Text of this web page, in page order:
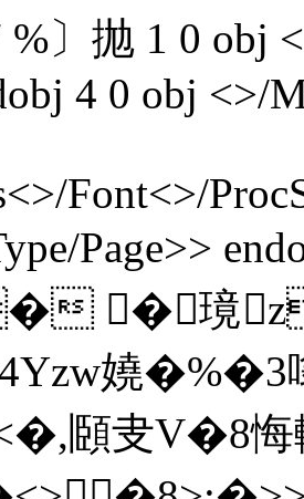
%〕抛 1 0 obj
4 0 obj <>/
Font<>/
Page>>
�璄
4Yzw嬈�%�3
頥叏V�8悔